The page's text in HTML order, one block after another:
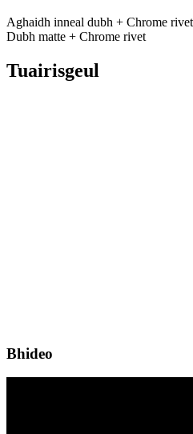
Aghaidh inneal dubh + Chrome rivet
Dubh matte + Chrome rivet
Tuairisgeul
Bhideo